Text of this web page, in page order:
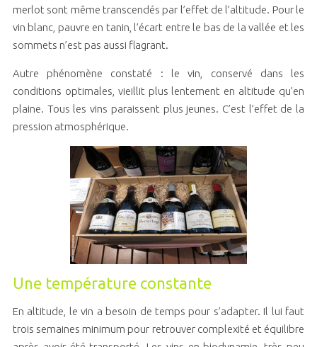
merlot sont même transcendés par l’effet de l’altitude. Pour le
vin blanc, pauvre en tanin, l’écart entre le bas de la vallée et les
sommets n’est pas aussi flagrant.
Autre phénomène constaté : le vin, conservé dans les
conditions optimales, vieillit plus lentement en altitude qu’en
plaine. Tous les vins paraissent plus jeunes. C’est l’effet de la
pression atmosphérique.
Une température constante
En altitude, le vin a besoin de temps pour s’adapter. Il lui faut
trois semaines minimum pour retrouver complexité et équilibre